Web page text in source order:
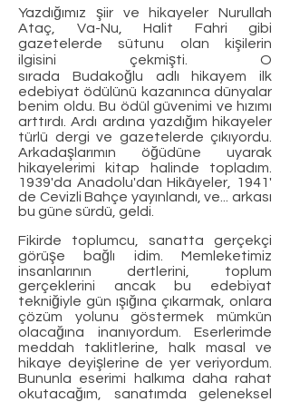
Yazdığımız şiir ve hikayeler Nurullah
Ataç, Va-Nu, Halit Fahri gibi
gazetelerde sütunu olan kişilerin
ilgisini çekmişti. O
sırada Budakoğlu adlı hikayem ilk
edebiyat ödülünü kazanınca dünyalar
benim oldu. Bu ödül güvenimi ve hızımı
arttırdı. Ardı ardına yazdığım hikayeler
türlü dergi ve gazeteler­de çıkıyordu.
Arkadaşlarımın öğüdüne uyarak
hikayelerimi kitap halinde topladım.
1939'da Anadolu'dan Hikâyeler, 1941'
de Cevizli Bahçe yayınlandı, ve... arkası
bu güne sürdü, geldi.
Fikirde toplumcu, sanatta gerçekçi
görüşe bağlı idim. Memleketimiz
insanlarının dertlerini, toplum
gerçeklerini ancak bu edebiyat
tekniğiyle gün ışığına çıkarmak, onlara
çözüm yolunu göstermek mümkün
olacağına inanıyordum. Eserlerimde
meddah taklitlerine, halk masal ve
hikaye deyişlerine de yer veriyordum.
Bununla eserimi halkıma daha rahat
okutacağım, sanatımda geleneksel